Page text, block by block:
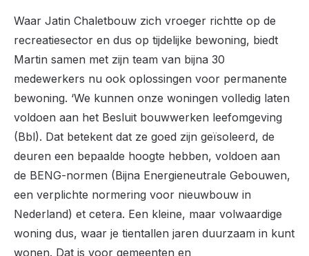
Waar Jatin Chaletbouw zich vroeger richtte op de
recreatiesector en dus op tijdelijke bewoning, biedt
Martin samen met zijn team van bijna 30
medewerkers nu ook oplossingen voor permanente
bewoning. ‘We kunnen onze woningen volledig laten
voldoen aan het Besluit bouwwerken leefomgeving
(Bbl). Dat betekent dat ze goed zijn geïsoleerd, de
deuren een bepaalde hoogte hebben, voldoen aan
de BENG-normen (Bijna Energieneutrale Gebouwen,
een verplichte normering voor nieuwbouw in
Nederland) et cetera. Een kleine, maar volwaardige
woning dus, waar je tientallen jaren duurzaam in kunt
wonen. Dat is voor gemeenten en